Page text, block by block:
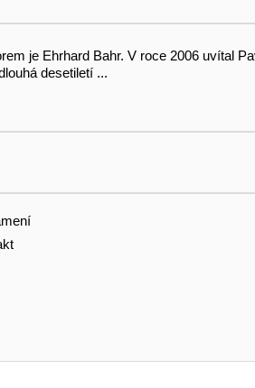
je Ehrhard Bahr. V roce 2006 uvítal
desetiletí ...